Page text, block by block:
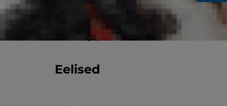
Täppistoit vähemaktiivsetele keskmist
kehakaalu ja eluviisi säilitamiseks vaja
Leia varjupaik/loomakliinik
Eelised